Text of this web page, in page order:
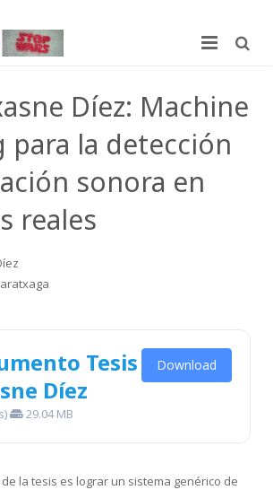
Project
& developers
Compilation
Díez: Machine
para la detección
sonora en
reales
Tesis
Díez
29.04 MB
Download
la tesis es lograr un sistema genérico de